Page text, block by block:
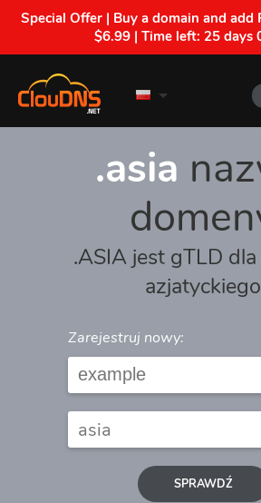
Special Offer | Buy a domain and
$6.99 | Time left: 25 days
.asia
.ASIA jest gTLD
azjatyckiego
Zarejestruj nowy:
SPRAWDŹ